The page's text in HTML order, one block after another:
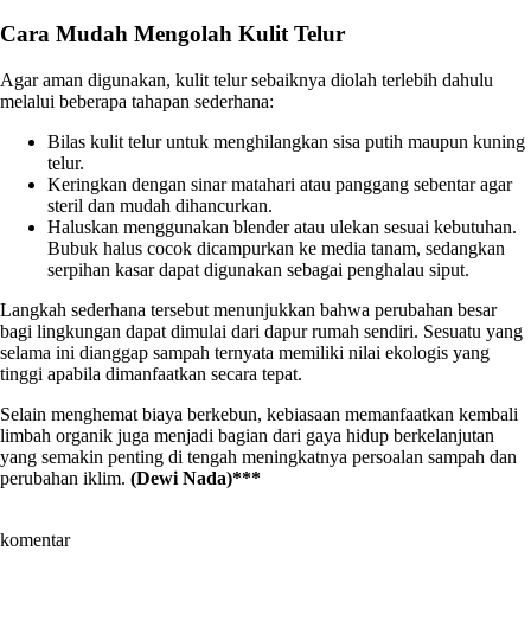
Cara Mudah Mengolah Kulit Telur
Agar aman digunakan, kulit telur sebaiknya diolah terlebih dahulu
melalui beberapa tahapan sederhana:
Bilas kulit telur untuk menghilangkan sisa putih maupun kuning
telur.
Keringkan dengan sinar matahari atau panggang sebentar agar
steril dan mudah dihancurkan.
Haluskan menggunakan blender atau ulekan sesuai kebutuhan.
Bubuk halus cocok dicampurkan ke media tanam, sedangkan
serpihan kasar dapat digunakan sebagai penghalau siput.
Langkah sederhana tersebut menunjukkan bahwa perubahan besar
bagi lingkungan dapat dimulai dari dapur rumah sendiri. Sesuatu yang
selama ini dianggap sampah ternyata memiliki nilai ekologis yang
tinggi apabila dimanfaatkan secara tepat.
Selain menghemat biaya berkebun, kebiasaan memanfaatkan kembali
limbah organik juga menjadi bagian dari gaya hidup berkelanjutan
yang semakin penting di tengah meningkatnya persoalan sampah dan
perubahan iklim. (Dewi Nada)***
komentar